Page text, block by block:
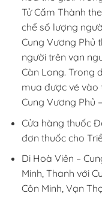
Tử Cấm Thành
chế số lượng
Cung Vương Phủ
người trên vạn
Càn Long. Trong
mua được vé vào
Cung Vương Phủ
Cửa hàng thuốc
đơn thuốc cho
Di Hoà Viên –
Minh, Thanh với
Côn Minh, Vạn